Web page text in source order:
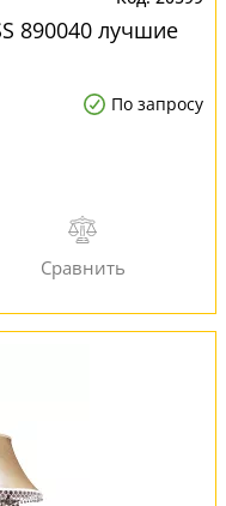
890040 лучшие
По запросу